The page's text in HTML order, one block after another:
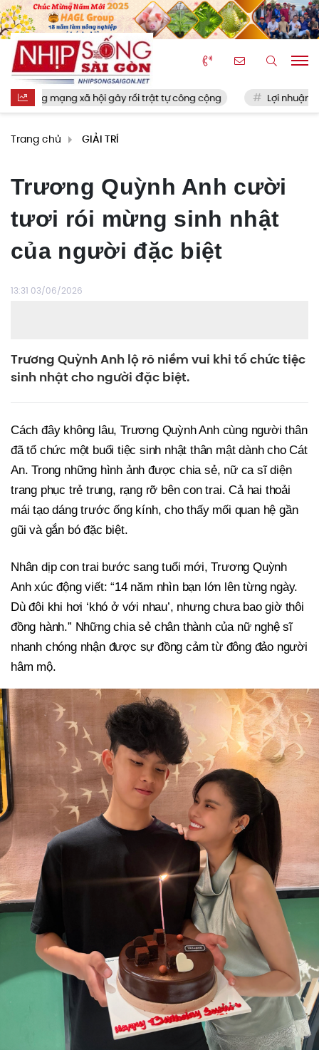
xã hội gây rối trật tự công cộng Lợi nhuận “Vua sữa đậu
Trang chủ GIẢI TRÍ
Trương Quỳnh Anh cười
tươi rói mừng sinh nhật
của người đặc biệt
13:31 03/06/2026
Trương Quỳnh Anh lộ rõ niềm vui khi tổ chức tiệc
sinh nhật cho người đặc biệt.
Cách đây không lâu, Trương Quỳnh Anh cùng người thân
đã tổ chức một buổi tiệc sinh nhật thân mật dành cho Cát
An. Trong những hình ảnh được chia sẻ, nữ ca sĩ diện
trang phục trẻ trung, rạng rỡ bên con trai. Cả hai thoải
mái tạo dáng trước ống kính, cho thấy mối quan hệ gần
gũi và gắn bó đặc biệt.
Nhân dịp con trai bước sang tuổi mới, Trương Quỳnh
Anh xúc động viết: “14 năm nhìn bạn lớn lên từng ngày.
Dù đôi khi hơi ‘khó ở với nhau’, nhưng chưa bao giờ thôi
đồng hành.” Những chia sẻ chân thành của nữ nghệ sĩ
nhanh chóng nhận được sự đồng cảm từ đông đảo người
hâm mộ.